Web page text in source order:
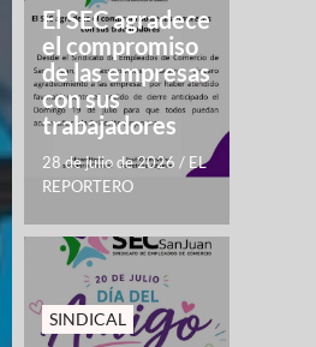
El SEC agradece
el compromiso
de las empresas
con sus
trabajadores
28 de julio de 2026 / EL
REPORTERO
SINDICAL